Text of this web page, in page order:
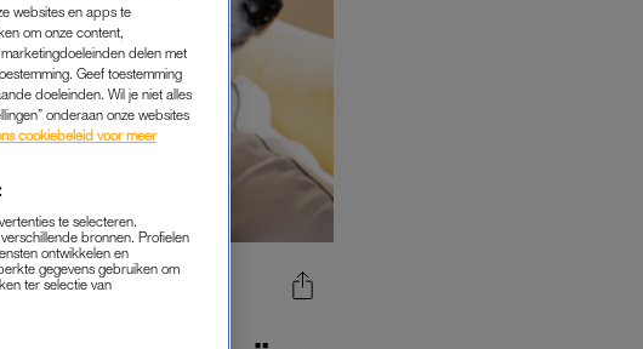
‘KAN
websites en apps te
om onze content,
delen met
Geef toestemming
doeleinden. Wil je niet alles
onderaan onze websites
cookiebeleid voor meer
te selecteren.
bronnen. Profielen
ontwikkelen en
gegevens gebruiken om
ter selectie van